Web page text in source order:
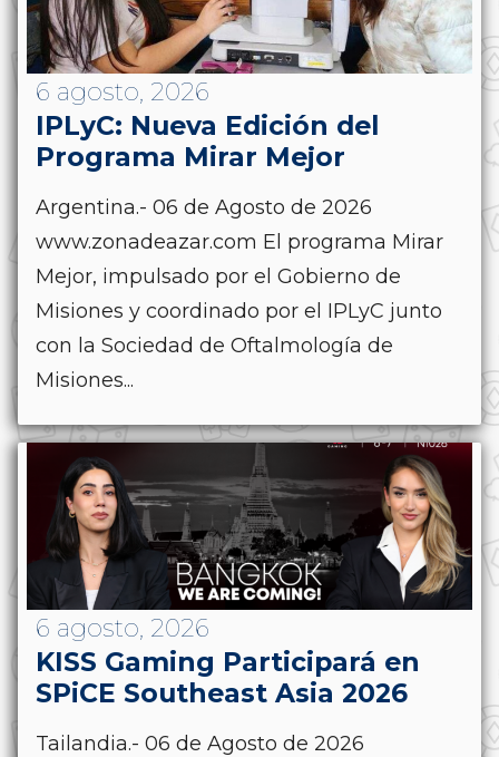
6 agosto, 2026
IPLyC: Nueva Edición del
Programa Mirar Mejor
Argentina.- 06 de Agosto de 2026
www.zonadeazar.com El programa Mirar
Mejor, impulsado por el Gobierno de
Misiones y coordinado por el IPLyC junto
con la Sociedad de Oftalmología de
Misiones...
6 agosto, 2026
KISS Gaming Participará en
SPiCE Southeast Asia 2026
Tailandia.- 06 de Agosto de 2026